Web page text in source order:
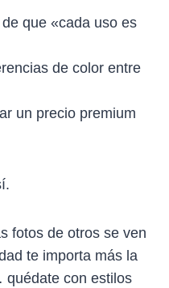
que «cada uso es
de color entre
un precio premium
fotos de otros se ven
te importa más la
con estilos